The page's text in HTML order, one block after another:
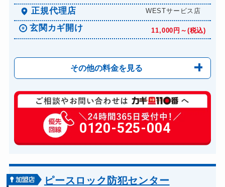
正規代理店 WESTサービス店
玄関カギ開け 11,000円～(税込)
その他の料金を見る
玄関カギ修理 6,600円～(税込)
玄関カギ作成 14,300円～(税込)
玄関カギ交換 14,300円～(税込)
バイクカギ開け 13,200円～(税込)
0120-525-004
ピースロック防犯センター